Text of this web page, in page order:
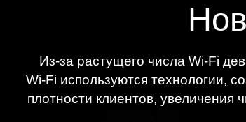
Из-за растущего числа Wi-Fi
Wi‑Fi используются технологии,
плотности клиентов,